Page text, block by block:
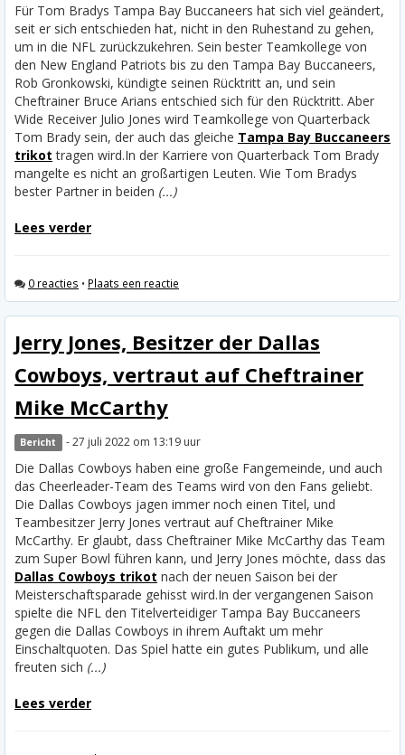
Für Tom Bradys Tampa Bay Buccaneers hat sich viel geändert,
seit er sich entschieden hat, nicht in den Ruhestand zu gehen,
um in die NFL zurückzukehren. Sein bester Teamkollege von
den New England Patriots bis zu den Tampa Bay Buccaneers,
Rob Gronkowski, kündigte seinen Rücktritt an, und sein
Cheftrainer Bruce Arians entschied sich für den Rücktritt. Aber
Wide Receiver Julio Jones wird Teamkollege von Quarterback
Tom Brady sein, der auch das gleiche Tampa Bay Buccaneers
trikot tragen wird.In der Karriere von Quarterback Tom Brady
mangelte es nicht an großartigen Leuten. Wie Tom Bradys
bester Partner in beiden (...)
Lees verder
0 reacties • Plaats een reactie
Jerry Jones, Besitzer der Dallas
Cowboys, vertraut auf Cheftrainer
Mike McCarthy
Bericht - 27 juli 2022 om 13:19 uur
Die Dallas Cowboys haben eine große Fangemeinde, und auch
das Cheerleader-Team des Teams wird von den Fans geliebt.
Die Dallas Cowboys jagen immer noch einen Titel, und
Teambesitzer Jerry Jones vertraut auf Cheftrainer Mike
McCarthy. Er glaubt, dass Cheftrainer Mike McCarthy das Team
zum Super Bowl führen kann, und Jerry Jones möchte, dass das
Dallas Cowboys trikot nach der neuen Saison bei der
Meisterschaftsparade gehisst wird.In der vergangenen Saison
spielte die NFL den Titelverteidiger Tampa Bay Buccaneers
gegen die Dallas Cowboys in ihrem Auftakt um mehr
Einschaltquoten. Das Spiel hatte ein gutes Publikum, und alle
freuten sich (...)
Lees verder